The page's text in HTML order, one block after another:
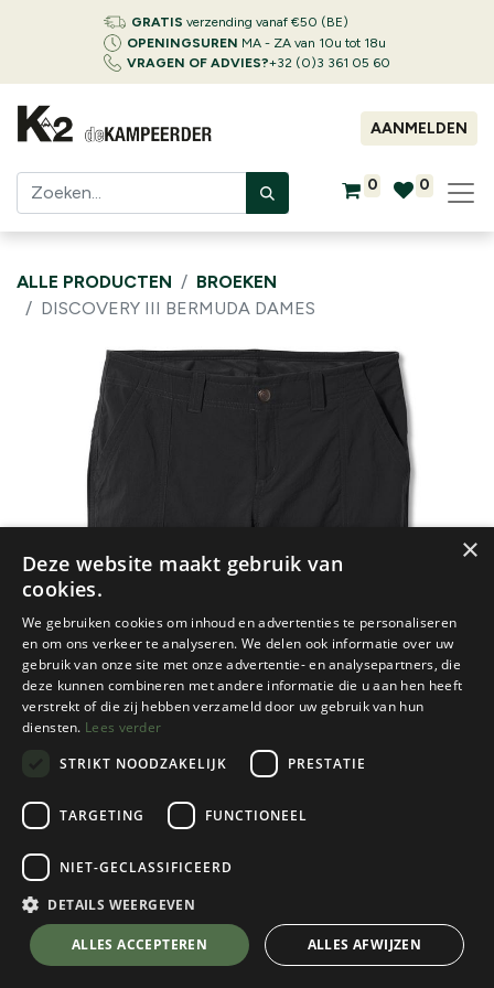
GRATIS verzending vanaf €50 (BE)
OPENINGSUREN MA - ZA van 10u tot 18u
VRAGEN OF ADVIES?+32 (0)3 361 05 60
AANMELDEN
0 0
ALLE PRODUCTEN
BROEKEN
DISCOVERY III BERMUDA DAMES
Royal Robbins
Discovery III Bermuda Dames
Jet Black
Kies een maat
💬 Stel je vraag over dit product via WhatsApp
×
Deze website maakt gebruik van
cookies.
We gebruiken cookies om inhoud en advertenties te personaliseren
en om ons verkeer te analyseren. We delen ook informatie over uw
gebruik van onze site met onze advertentie- en analysepartners, die
deze kunnen combineren met andere informatie die u aan hen heeft
verstrekt of die zij hebben verzameld door uw gebruik van hun
diensten. Lees verder
STRIKT NOODZAKELIJK
PRESTATIE
TARGETING FUNCTIONEEL
NIET-GECLASSIFICEERD
DETAILS WEERGEVEN
ALLES ACCEPTEREN ALLES AFWIJZEN